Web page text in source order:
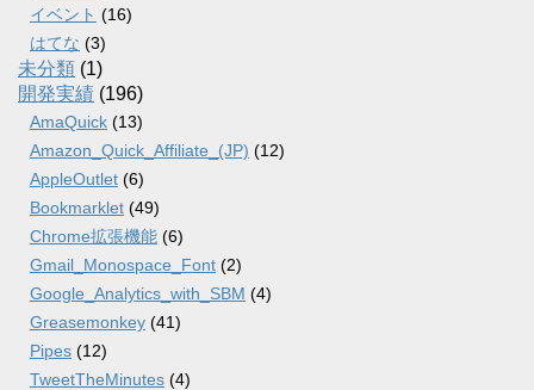
イベント (16)
はてな (3)
未分類 (1)
開発実績 (196)
AmaQuick (13)
Amazon_Quick_Affiliate_(JP) (12)
AppleOutlet (6)
Bookmarklet (49)
Chrome拡張機能 (6)
Gmail_Monospace_Font (2)
Google_Analytics_with_SBM (4)
Greasemonkey (41)
Pipes (12)
TweetTheMinutes (4)